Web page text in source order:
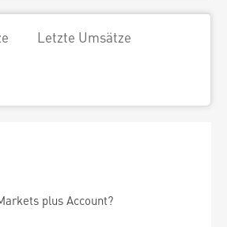
Letzte Umsätze
plus Account?